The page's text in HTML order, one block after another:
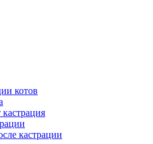
котов
кастрации